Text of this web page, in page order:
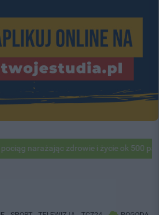
narażając zdrowie i życie ok 500